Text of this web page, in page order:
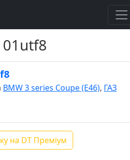
BMW 3 series Coupe (E46), ГАЗ
на DT Преміум